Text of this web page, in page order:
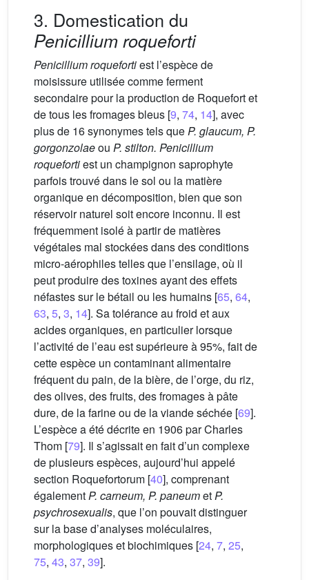
3. Domestication du
Penicillium roqueforti
Penicillium roquefortiest l’espèce de
moisissure utilisée comme ferment
secondaire pour la production de Roquefort et
de tous les fromages bleus [9, 74, 14], avec
plus de 16 synonymes tels queP. glaucum, P.
gorgonzolaeou P. stilton. Penicillium
roquefortiest un champignon saprophyte
parfois trouvé dans le sol ou la matière
organique en décomposition, bien que son
réservoir naturel soit encore inconnu. Il est
fréquemment isolé à partir de matières
végétales mal stockées dans des conditions
micro-aérophiles telles que l’ensilage, où il
peut produire des toxines ayant des effets
néfastes sur le bétail ou les humains [65, 64,
63, 5, 3, 14]. Sa tolérance au froid et aux
acides organiques, en particulier lorsque
l’activité de l’eau est supérieure à 95%, fait de
cette espèce un contaminant alimentaire
fréquent du pain, de la bière, de l’orge, du riz,
des olives, des fruits, des fromages à pâte
dure, de la farine ou de la viande séchée [69].
L’espèce a été décrite en 1906 par Charles
Thom [79]. Il s’agissait en fait d’un complexe
de plusieurs espèces, aujourd’hui appelé
section Roquefortorum [40], comprenant
égalementP. carneum, P. paneumetP.
psychrosexualis, que l’on pouvait distinguer
sur la base d’analyses moléculaires,
morphologiques et biochimiques [24, 7, 25,
75, 43, 37, 39].